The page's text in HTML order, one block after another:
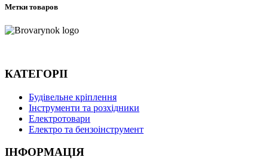
Метки товаров
КАТЕГОРІІ
Будівельне кріплення
Інструменти та розхідники
Електротовари
Електро та бензоінструмент
ІНФОРМАЦІЯ